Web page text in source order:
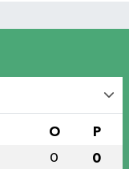
O P
0 0